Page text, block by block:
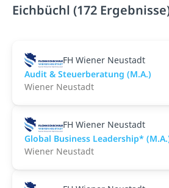
Eichbüchl (172
FH Wiener Neustadt
Audit & Steuerberatung (M.A.)
Wiener Neustadt
FH Wiener Neustadt
Global Business Leadership*
Wiener Neustadt